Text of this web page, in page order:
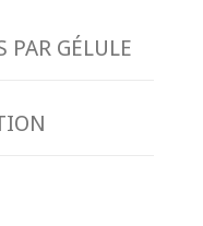
PAR GÉLULE